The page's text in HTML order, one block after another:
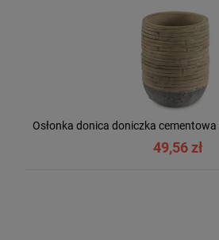
Osłonka donica doniczka
49,56 zł